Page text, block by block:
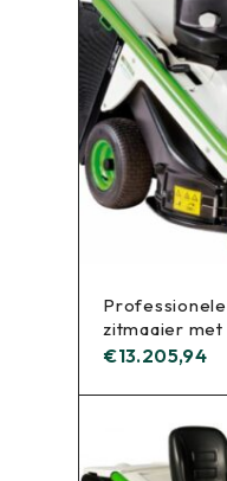
zitmaaier met
€13.205,94